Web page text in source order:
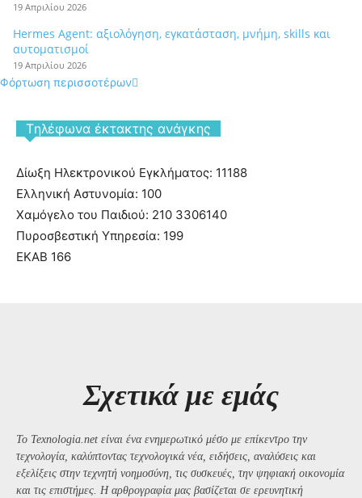
19 Απριλίου 2026
Hermes Agent: αξιολόγηση, εγκατάσταση, μνήμη, skills και
αυτοματισμοί
19 Απριλίου 2026
Φόρτωση περισσοτέρων
Tηλέφωνα έκτακτης ανάγκης
Δίωξη Ηλεκτρονικού Εγκλήματος: 11188
Ελληνική Αστυνομία: 100
Χαμόγελο του Παιδιού: 210 3306140
Πυροσβεστική Υπηρεσία: 199
ΕΚΑΒ 166
Σχετικά με εμάς
Το Texnologia.net είναι ένα ενημερωτικό μέσο με επίκεντρο την
τεχνολογία, καλύπτοντας τεχνολογικά νέα, ειδήσεις, αναλύσεις και
εξελίξεις στην τεχνητή νοημοσύνη, τις συσκευές, την ψηφιακή οικονομία
και τις επιστήμες. Η αρθρογραφία μας βασίζεται σε ερευνητική